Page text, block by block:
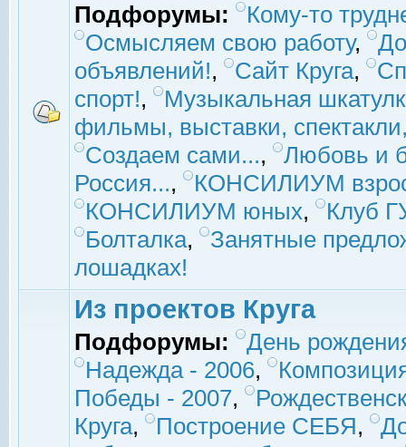
Подфорумы:
Кому-то
Осмысляем свою работу,
объявлений!, Сайт Круга,
спорт!,
Музыкальная
фильмы, выставки,
Создаем сами...,
Любовь и
Россия...,
КОНСИЛИУМ
КОНСИЛИУМ юных,
Клуб
Болталка,
Занятные
лошадках!
Из проектов Круга
Подфорумы:
День
Надежда - 2006,
Победы - 2007,
Круга, Построение СЕБЯ,